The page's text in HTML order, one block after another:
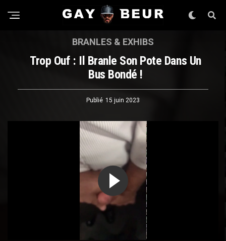
BRANLES & EXHIBS
Trop Ouf : Il Branle Son Pote Dans Un
Bus Bondé !
Publié 15 juin 2023